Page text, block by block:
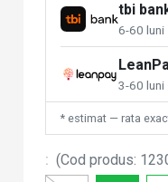
tbi
6-60 luni
3-60 luni
* estimat — rata
: (Cod produs: